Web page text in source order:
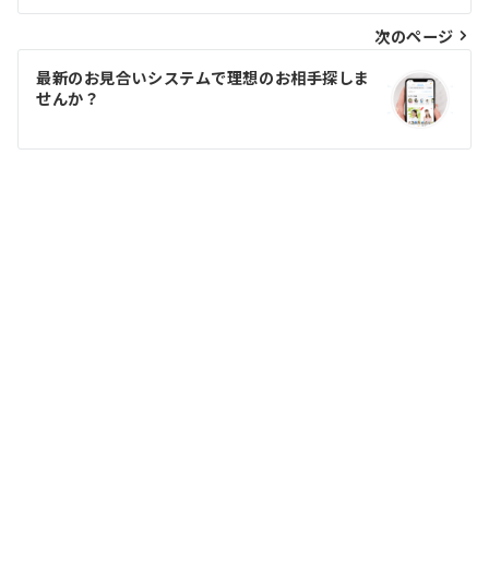
ビ
ゲ
ー
シ
次のページ
最新のお見合いシステムで理想のお相手探しま
せんか？